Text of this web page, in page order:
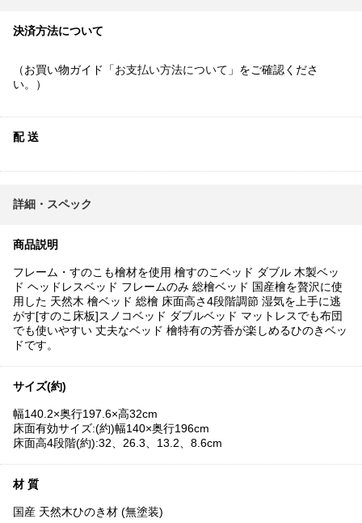
決済方法について
（お買い物ガイド「お支払い方法について 」をご確認くださ
い。）
配 送
詳細・スペック
商品説明
フレーム・すのこも檜材を使用 檜すのこベッド ダブル 木製ベッ
ド ヘッドレスベッド フレームのみ 総檜ベッド 国産檜を贅沢に使
用した 天然木 檜ベッド 総檜 床面高さ4段階調節 湿気を上手に逃
がす[すのこ床板]スノコベッド ダブルベッド マットレスでも布団
でも使いやすい 丈夫なベッド 檜特有の芳香が楽しめるひのきベッ
ドです。
サイズ(約)
幅140.2×奥行197.6×高32cm
床面有効サイズ:(約)幅140×奥行196cm
床面高4段階(約):32、26.3、13.2、8.6cm
材 質
国産 天然木ひのき材 (無塗装)